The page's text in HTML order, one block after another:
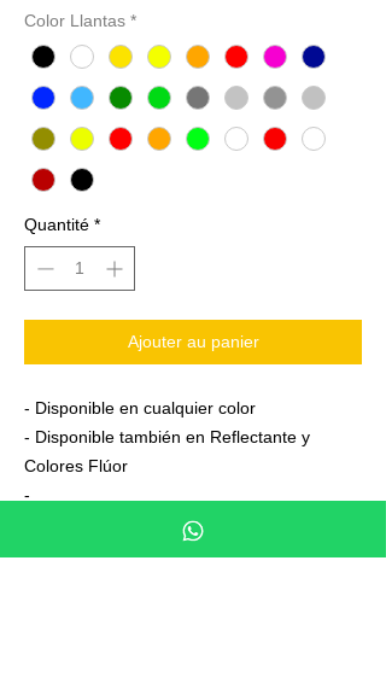
Color Llantas *
Quantité *
Ajouter au panier
- Disponible en cualquier color
- Disponible también en Reflectante y
Colores Flúor
-
Vinilos Avery Dennison Vehicular garantía 7
años